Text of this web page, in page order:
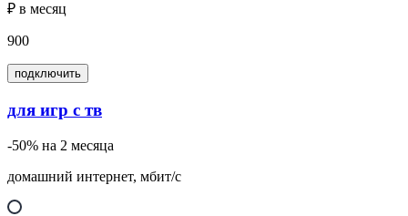
₽ в месяц
900
подключить
для игр с тв
-50% на 2 месяца
домашний интернет, мбит/с